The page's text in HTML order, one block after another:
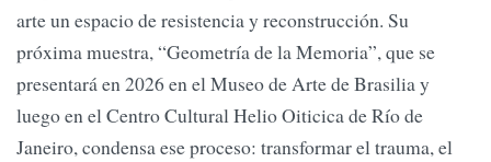
arte un espacio de resistencia y reconstrucción. Su
próxima muestra, “Geometría de la Memoria”, que se
presentará en 2026 en el Museo de Arte de Brasilia y
luego en el Centro Cultural Helio Oiticica de Río de
Janeiro, condensa ese proceso: transformar el trauma, el